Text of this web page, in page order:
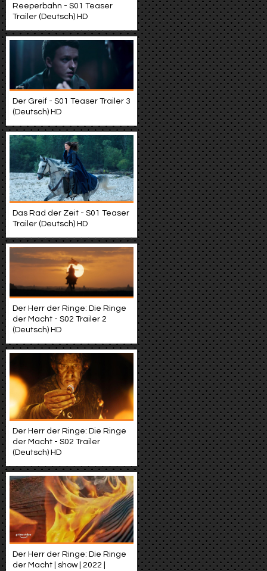
Reeperbahn - S01 Teaser
Trailer (Deutsch) HD
Der Greif - S01 Teaser Trailer 3
(Deutsch) HD
Das Rad der Zeit - S01 Teaser
Trailer (Deutsch) HD
Der Herr der Ringe: Die Ringe
der Macht - S02 Trailer 2
(Deutsch) HD
Der Herr der Ringe: Die Ringe
der Macht - S02 Trailer
(Deutsch) HD
Der Herr der Ringe: Die Ringe
der Macht | show | 2022 |